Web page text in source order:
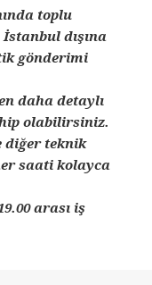
toplu
dışına
gönderimi
daha detaylı
olabilirsiniz.
diğer teknik
saati kolayca
arası iş